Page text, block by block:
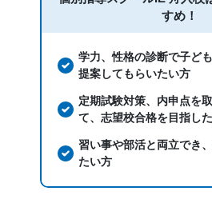
すめ！
学力、性格の診断で子ど
提案してもらいたい方
定期試験対策、内申点を
て、志望校合格を目指し
習い事や部活と両立でき
たい方